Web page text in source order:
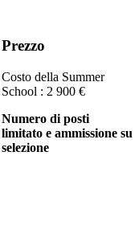
Prezzo
Costo della Summer
School : 2 900 €
Numero di posti
limitato e ammissione su
selezione